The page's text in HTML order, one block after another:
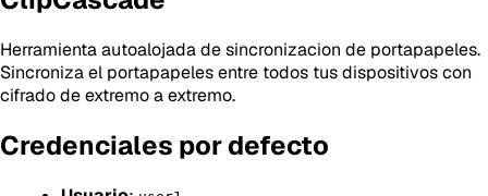
Herramienta autoalojada de sincronizacion de portapapeles.
Sincroniza el portapapeles entre todos tus dispositivos con
cifrado de extremo a extremo.
Credenciales por defecto